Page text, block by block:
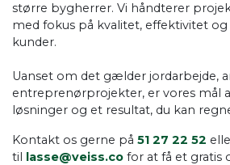
større bygherrer. Vi håndterer
med fokus på kvalitet, effektivitet
kunder.
Uanset om det gælder jordarbejde,
entreprenørprojekter, er vores mål
løsninger og et resultat, du kan
Kontakt os gerne på 51 27 22 52
til lasse@veiss.co for at få et gratis